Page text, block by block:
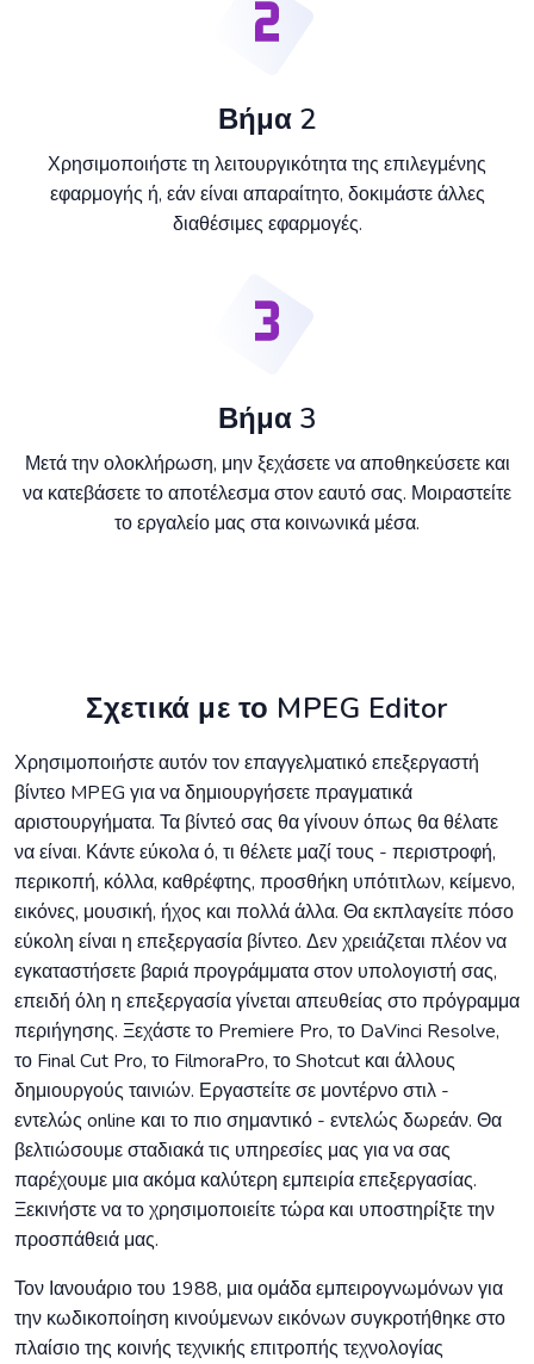
Βήμα 2
Χρησιμοποιήστε τη λειτουργικότητα της επιλεγμένης
εφαρμογής ή, εάν είναι απαραίτητο, δοκιμάστε άλλες
διαθέσιμες εφαρμογές.
Βήμα 3
Μετά την ολοκλήρωση, μην ξεχάσετε να αποθηκεύσετε και
να κατεβάσετε το αποτέλεσμα στον εαυτό σας. Μοιραστείτε
το εργαλείο μας στα κοινωνικά μέσα.
Σχετικά με το MPEG Editor
Χρησιμοποιήστε αυτόν τον επαγγελματικό επεξεργαστή
βίντεο MPEG για να δημιουργήσετε πραγματικά
αριστουργήματα. Τα βίντεό σας θα γίνουν όπως θα θέλατε
να είναι. Κάντε εύκολα ό, τι θέλετε μαζί τους - περιστροφή,
περικοπή, κόλλα, καθρέφτης, προσθήκη υπότιτλων, κείμενο,
εικόνες, μουσική, ήχος και πολλά άλλα. Θα εκπλαγείτε πόσο
εύκολη είναι η επεξεργασία βίντεο. Δεν χρειάζεται πλέον να
εγκαταστήσετε βαριά προγράμματα στον υπολογιστή σας,
επειδή όλη η επεξεργασία γίνεται απευθείας στο πρόγραμμα
περιήγησης. Ξεχάστε το Premiere Pro, το DaVinci Resolve,
το Final Cut Pro, το FilmoraPro, το Shotcut και άλλους
δημιουργούς ταινιών. Εργαστείτε σε μοντέρνο στιλ -
εντελώς online και το πιο σημαντικό - εντελώς δωρεάν. Θα
βελτιώσουμε σταδιακά τις υπηρεσίες μας για να σας
παρέχουμε μια ακόμα καλύτερη εμπειρία επεξεργασίας.
Ξεκινήστε να το χρησιμοποιείτε τώρα και υποστηρίξτε την
προσπάθειά μας.
Τον Ιανουάριο του 1988, μια ομάδα εμπειρογνωμόνων για
την κωδικοποίηση κινούμενων εικόνων συγκροτήθηκε στο
πλαίσιο της κοινής τεχνικής επιτροπής τεχνολογίας